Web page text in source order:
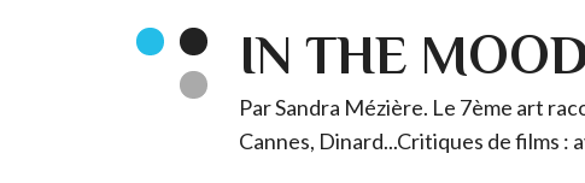
IN THE
Par Sandra Mézière. Le 7ème art
Cannes, Dinard...Critiques de films